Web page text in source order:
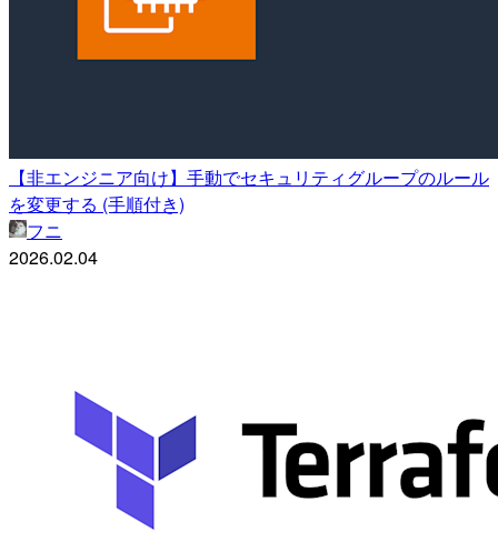
【非エンジニア向け】手動でセキュリティグループのルール
を変更する (手順付き)
フニ
2026.02.04